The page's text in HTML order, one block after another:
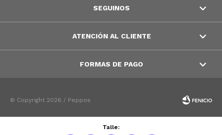
Talle:
SEGUINOS
ATENCIÓN AL CLIENTE
FORMAS DE PAGO
© Copyright 2026 / Peppos